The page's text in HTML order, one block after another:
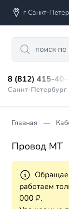
г Санкт-
Search
8 (812) 415-40-
Санкт-Петербург
Главная
Провод МТ
работаем
000 ₽.